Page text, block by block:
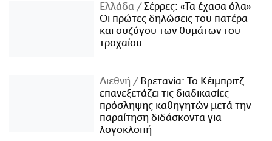
Ελλάδα
Σέρρες: «Τα έχασα όλα» -
Οι πρώτες δηλώσεις του πατέρα
και συζύγου των θυμάτων του
τροχαίου
Διεθνή
Βρετανία: Το Κέιμπριτζ
επανεξετάζει τις διαδικασίες
πρόσληψης καθηγητών μετά την
παραίτηση διδάσκοντα για
λογοκλοπή